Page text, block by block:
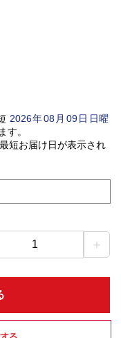
2026年08 月 09日日曜
す。
短お届け日が表示され
1 ＋